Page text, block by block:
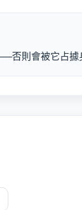
否則會被它占據